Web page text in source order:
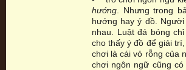
hướng . Nhưng trong
hướng hay ý đồ.
nhau. Luật đá bóng
cho thấy ý đồ để giải
chơi là cái vỏ rỗng của
chơi ngôn ngữ cũng